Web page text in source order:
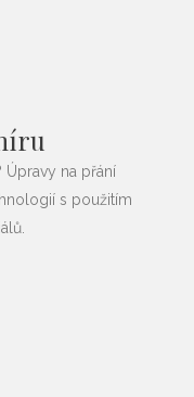
Úpravy na přání
s použitím